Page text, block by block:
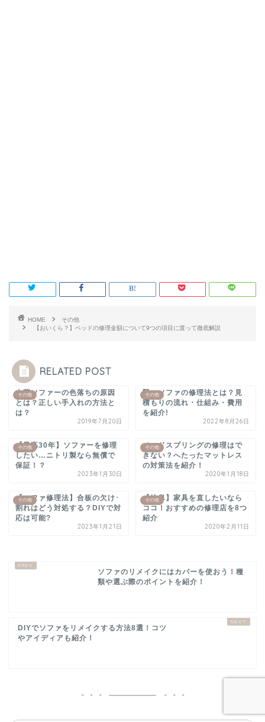
HOME
その他
【おいくら？】ベッドの修理金額について9つの項目に渡って徹底解説
RELATED POST
その他
本革ソファーの色落ちの原因
とは？正しい手入れの方法と
は？
2019年7月20日
その他
賢いソファの修理法とは？見
積もりの流れ・仕組み・費用
を紹介!
2022年8月26日
その他
【最高30年】ソファーを修理
したい…ニトリ製なら無償で
保証！？
2023年1月30日
その他
ベッドスプリングの修理はで
きない？へたったマットレス
の対策法を紹介！
2020年1月18日
その他
【ソファ修理法】合板の欠け･
割れはどう対処する？DIYで対
応は可能?
2023年1月21日
その他
【岐阜】家具を直したいなら
ココ！おすすめの修理店を8つ
紹介
2020年2月11日
ソファのリメイクにはカバーを使おう！種
類や選ぶ際のポイントを紹介！
DIYでソファをリメイクする方法8選！コツ
やアイディアも紹介！